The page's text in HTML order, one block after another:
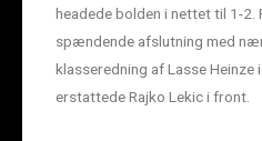
headede bolden i nettet til 1-2.
spændende afslutning med
klasseredning af Lasse
erstattede Rajko Lekic i front.